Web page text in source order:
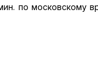
по московскому